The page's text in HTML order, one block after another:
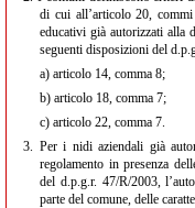
di cui all’articolo 20,
educativi già autorizzati alla
seguenti disposizioni del
a) articolo 14, comma 8;
b) articolo 18, comma 7;
c) articolo 22, comma 7.
3. Per i nidi aziendali già
regolamento in presenza
del d.p.g.r. 47/R/2003,
parte del comune, delle